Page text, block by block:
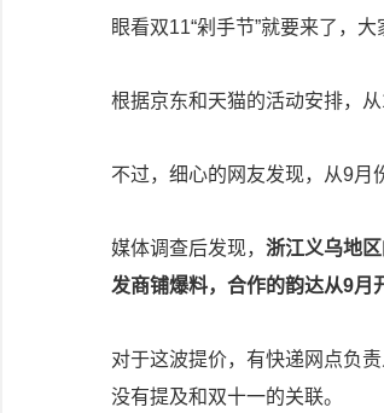
眼看双11“剁手节”就要来了，大
根据京东和天猫的活动安排，
不过，细心的网友发现，从9月
媒体调查后发现， 浙江义乌地
发商铺爆料，合作的韵达从9月
对于这波提价，有快递网点负
没有提及和双十一的关联。